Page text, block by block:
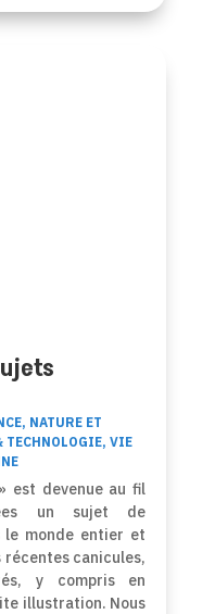
, NATURE ET
TECHNOLOGIE,VIE
est devenue au fil
un sujet de
le monde entier et
récentes canicules,
y compris en
illustration. Nous